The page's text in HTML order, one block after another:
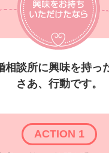
相談所に興味を持っ
さあ、行動です。
ACTION 1